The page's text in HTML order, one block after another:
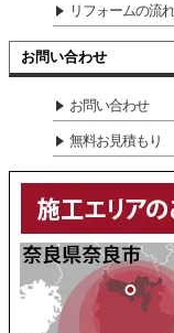
リフォームの流れ
お問い合わせ
お問い合わせ
無料お見積もり